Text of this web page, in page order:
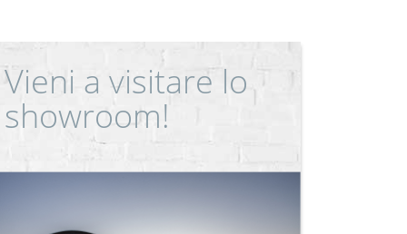
Vieni a visitare lo
showroom!